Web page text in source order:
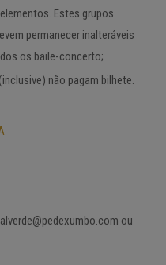
Estes grupos
permanecer inalteráveis
os baile-concerto;
(inclusive) não pagam bilhete.
ou